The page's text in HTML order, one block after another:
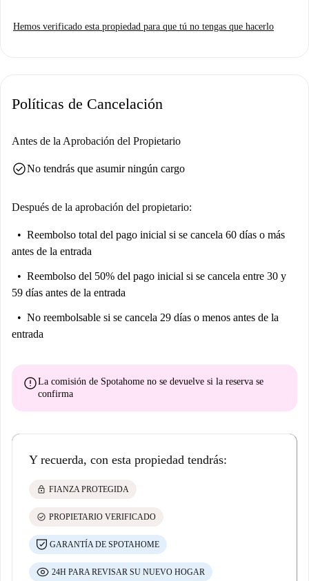
Hemos verificado esta propiedad para que tú no tengas que hacerlo
Políticas de Cancelación
Antes de la Aprobación del Propietario
check_circleNo tendrás que asumir ningún cargo
Después de la aprobación del propietario:
Reembolso total del pago inicial si se cancela 60 días o más
antes de la entrada
Reembolso del 50% del pago inicial si se cancela entre 30 y
59 días antes de la entrada
No reembolsable si se cancela 29 días o menos antes de la
entrada
errorLa comisión de Spotahome no se devuelve si la reserva se
confirma
Y recuerda, con esta propiedad tendrás:
lock FIANZA PROTEGIDA
check_circle PROPIETARIO VERIFICADO
GARANTÍA DE SPOTAHOME
24H PARA REVISAR SU NUEVO HOGAR